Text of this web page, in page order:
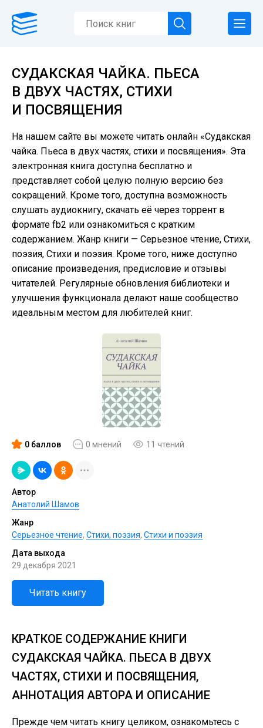
СУДАКСКАЯ ЧАЙКА. ПЬЕСА
В ДВУХ ЧАСТЯХ, СТИХИ
И ПОСВЯЩЕНИЯ
На нашем сайте вы можете читать онлайн «Судакская
чайка. Пьеса в двух частях, стихи и посвящения». Эта
электронная книга доступна бесплатно и
представляет собой целую полную версию без
сокращений. Кроме того, доступна возможность
слушать аудиокнигу, скачать её через торрент в
формате fb2 или ознакомиться с кратким
содержанием. Жанр книги — Серьезное чтение, Cтихи,
поэзия, Стихи и поэзия. Кроме того, ниже доступно
описание произведения, предисловие и отзывы
читателей. Регулярные обновления библиотеки и
улучшения функционала делают наше сообщество
идеальным местом для любителей книг.
0 баллов 0 мнений 11 чтений
Автор
Анатолий Шамов
Жанр
Серьезное чтение, Cтихи, поэзия, Стихи и поэзия
Дата выхода
29 декабря 2021
Читать книгу
КРАТКОЕ СОДЕРЖАНИЕ КНИГИ
СУДАКСКАЯ ЧАЙКА. ПЬЕСА В ДВУХ
ЧАСТЯХ, СТИХИ И ПОСВЯЩЕНИЯ,
АННОТАЦИЯ АВТОРА И ОПИСАНИЕ
Прежде чем читать книгу целиком, ознакомьтесь с